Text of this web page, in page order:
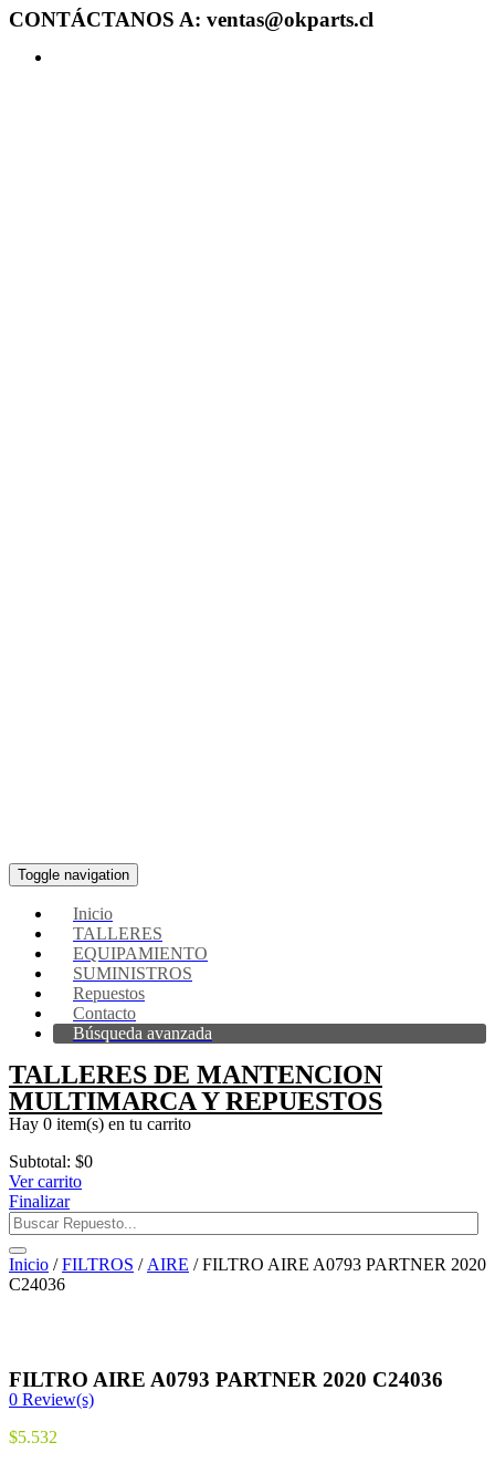
CONTÁCTANOS A: ventas@okparts.cl
Toggle navigation
Inicio
TALLERES
EQUIPAMIENTO
SUMINISTROS
Repuestos
Contacto
Búsqueda avanzada
TALLERES DE MANTENCION
MULTIMARCA Y REPUESTOS
Hay 0 item(s) en tu carrito
Subtotal: $0
Ver carrito
Finalizar
Inicio /FILTROS / AIRE / FILTRO AIRE A0793 PARTNER 2020
C24036
FILTRO AIRE A0793 PARTNER 2020 C24036
0 Review(s)
$5.532